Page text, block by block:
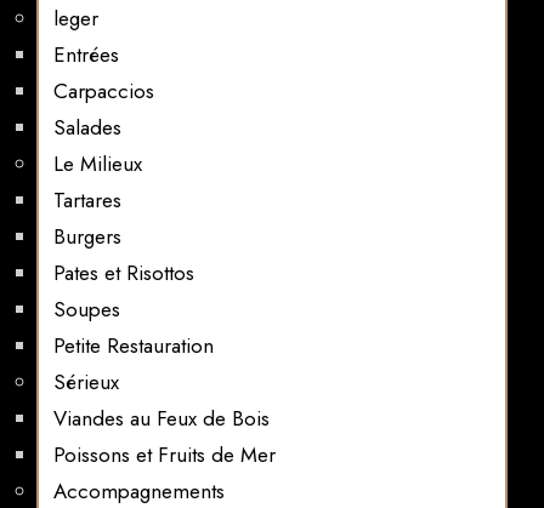
leger
Entrées
Carpaccios
Salades
Le Milieux
Tartares
Burgers
Pates et Risottos
Soupes
Petite Restauration
Sérieux
Viandes au Feux de Bois
Poissons et Fruits de Mer
Accompagnements